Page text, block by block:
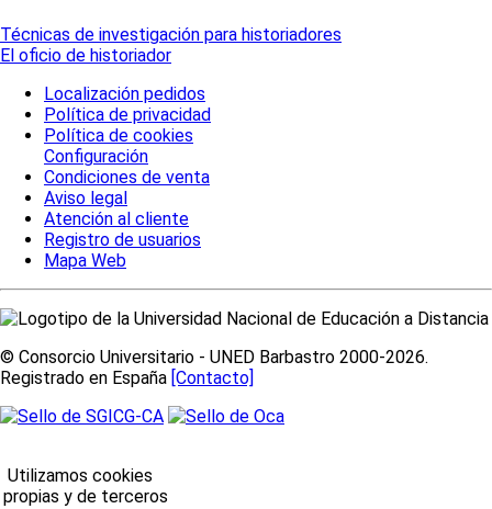
Técnicas de investigación para historiadores
El oficio de historiador
Localización pedidos
Política de privacidad
Política de cookies
Configuración
Condiciones de venta
Aviso legal
Atención al cliente
Registro de usuarios
Mapa Web
© Consorcio Universitario - UNED Barbastro 2000-2026.
Registrado en España [Contacto]
Utilizamos cookies
propias y de terceros